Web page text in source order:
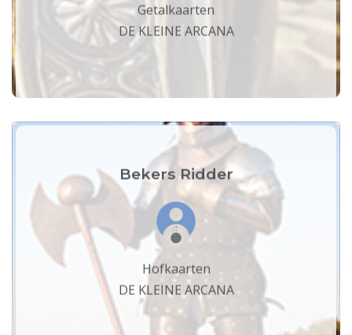
Getalkaarten
DE KLEINE ARCANA
Bekers Ridder
Hofkaarten
DE KLEINE ARCANA